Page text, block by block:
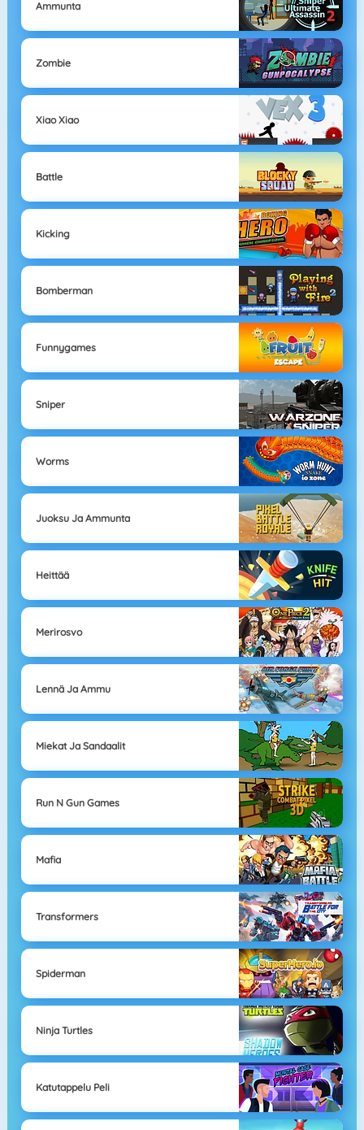
Ammunta
Zombie
Xiao Xiao
Battle
Kicking
Bomberman
Funnygames
Sniper
Worms
Juoksu Ja Ammunta
Heittää
Merirosvo
Lennä Ja Ammu
Miekat Ja Sandaalit
Run N Gun Games
Mafia
Transformers
Spiderman
Ninja Turtles
Katutappelu Peli